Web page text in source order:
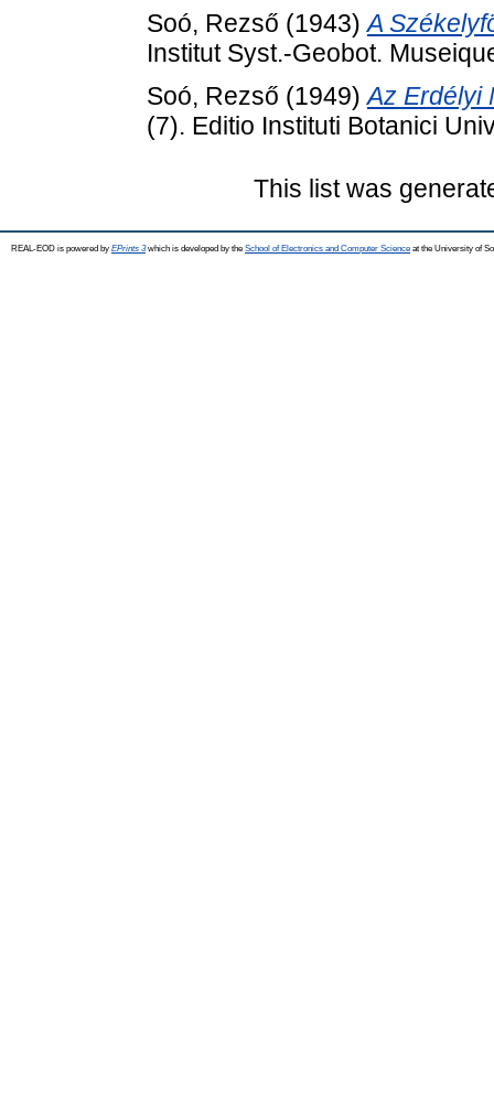
Soó, Rezső (1943)A
Institut Syst.-Geobot.
Soó, Rezső (1949)Az Erdélyi
(7). Editio Instituti Botanici
This list was
REAL-EOD is powered by EPrints 3which is developed by the School of Electronics and Computer Science at the University of